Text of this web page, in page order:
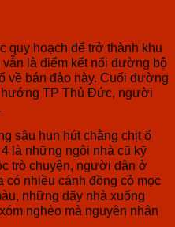
hoạch để trở thành khu
là điểm kết nối đường bộ
về bán đảo này. Cuối đường
hướng TP Thủ Đức, người
sâu hun hút chằng chịt ổ
là những ngôi nhà cũ kỹ
trò chuyện, người dân ở
có nhiều cánh đồng cỏ mọc
những dãy nhà xuống
nghèo mà nguyên nhân